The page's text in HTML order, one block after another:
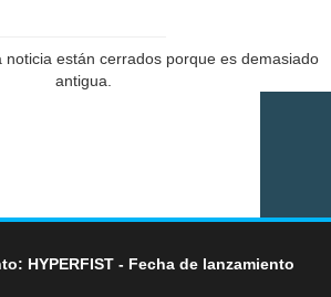
noticia están cerrados porque es demasiado
antigua.
HYPERFIST - Fecha de lanzamiento